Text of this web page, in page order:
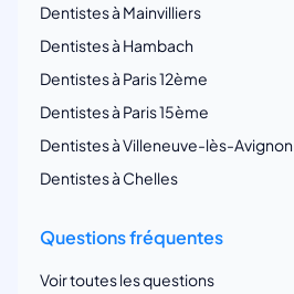
Dentistes à Mainvilliers
Dentistes à Hambach
Dentistes à Paris 12ème
Dentistes à Paris 15ème
Dentistes à Villeneuve-lès-Avignon
Dentistes à Chelles
Questions fréquentes
Voir toutes les questions